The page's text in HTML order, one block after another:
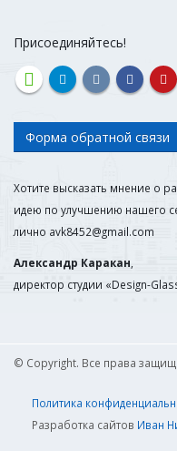
Присоединяйтесь!
Форма обратной связи
Хотите высказать мнение о
идею по улучшению нашего
лично avk8452@gmail.com
Александр Каракан
директор студии «Design-
© Copyright. Все права
Политика
Разработка сайтов Иван